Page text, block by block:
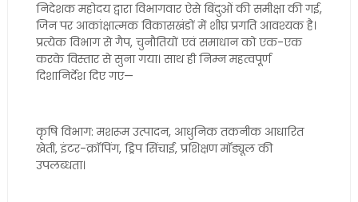
निदेशक महोदय द्वारा विभागवार ऐसे बिंदुओं की समीक्षा की गई,
जिन पर आकांक्षात्मक विकासखंडों में शीघ्र प्रगति आवश्यक है।
प्रत्येक विभाग से गैप, चुनौतियों एवं समाधान को एक-एक
करके विस्तार से सुना गया। साथ ही निम्न महत्वपूर्ण
दिशानिर्देश दिए गए—
कृषि विभाग: मशरूम उत्पादन, आधुनिक तकनीक आधारित
खेती, इंटर-क्रॉपिंग, ड्रिप सिंचाई, प्रशिक्षण मॉड्यूल की
उपलब्धता।